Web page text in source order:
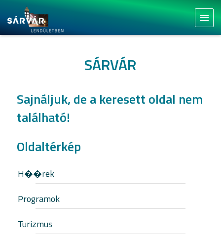
menu
SÁRVÁR
Sajnáljuk, de a keresett oldal nem
található!
Oldaltérkép
H��rek
Programok
Turizmus